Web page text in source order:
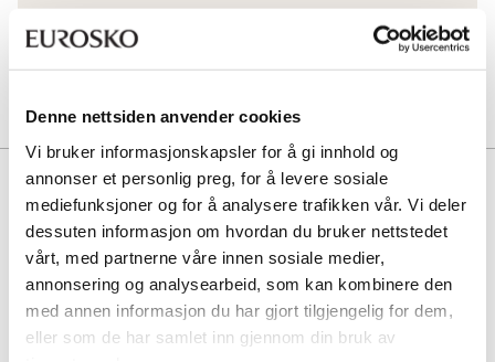
Denne nettsiden anvender cookies
Vi bruker informasjonskapsler for å gi innhold og
annonser et personlig preg, for å levere sosiale
mediefunksjoner og for å analysere trafikken vår. Vi deler
dessuten informasjon om hvordan du bruker nettstedet
vårt, med partnerne våre innen sosiale medier,
annonsering og analysearbeid, som kan kombinere den
med annen informasjon du har gjort tilgjengelig for dem,
eller som de har samlet inn gjennom din bruk av
Hjemlevering 3-7 dager
Beskrivelse
Nyt lange gåturer med støttende komfort iført denne smarte Slip-ins
modellen. Designet med vår eksklusive Heel Pillow, tilbyr dette
veganske designet en komfortabel og myk overdel med elastiske
bånd, en støttende mellomsåle og en Skechers Air-Cooled Memory
Foam komfort innersåle. Her får du en Relaxed Fit passform som
tilbyr god plass og romslighet til din forfot